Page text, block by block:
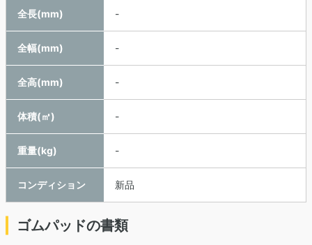
全長(mm) -
全幅(mm) -
全高(mm) -
体積(㎥) -
重量(kg) -
コンディション 新品
ゴムパッドの書類